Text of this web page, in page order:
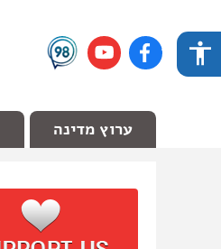
ערוץ מדינה